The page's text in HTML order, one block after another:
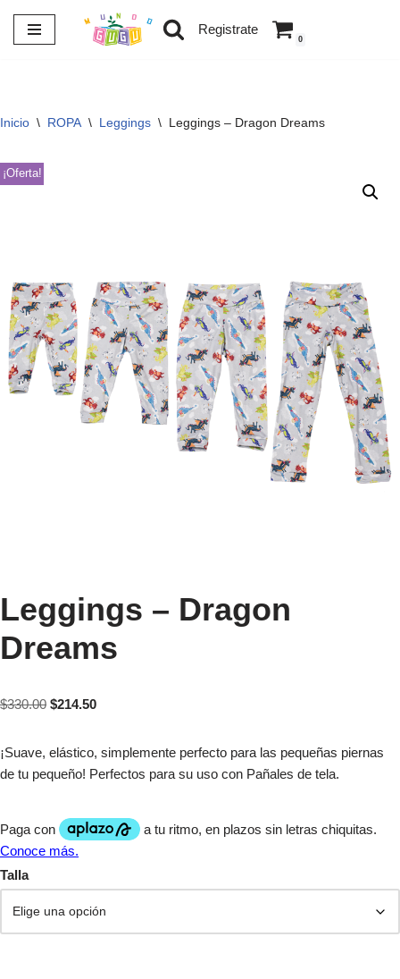
Saltar
Registrate
0
Inicio \ ROPA \ Leggings \ Leggings – Dragon Dreams
¡Oferta!
Leggings – Dragon
Dreams
$330.00 $214.50
¡Suave, elástico, simplemente perfecto para las pequeñas piernas
de tu pequeño! Perfectos para su uso con Pañales de tela.
Talla